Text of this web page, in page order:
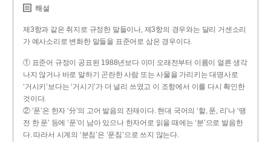
해설
제3항과 같은 취지로 규정한 말들이나, 제3항의 경우와는 달리 거센소리
가 예사소리로 변화한 말들을 표준어로 삼은 경우이다.
① 표준어 규정이 공표된 1988년보다 이미 오래전부터 이름이 얼른 생각
나지 않거나 바로 말하기 곤란한 사람 또는 사물을 가리키는 대명사로
‘거시키’보다는 ‘거시기’가 더 널리 쓰였고 이 조항에서 이를 다시 확인한
것이다.
② ‘푼’은 한자 ‘分’의 고어 발음의 잔재이다. 현대 국어의 ‘할, 푼, 리’나 ‘땡
전 한 푼’ 등에 ‘푼’이 남아 있으나 한자어로 읽을 때에는 ‘분’으로 발음한
다. 따라서 시계의 ‘분침’은 ‘푼침’으로 쓰지 않는다.